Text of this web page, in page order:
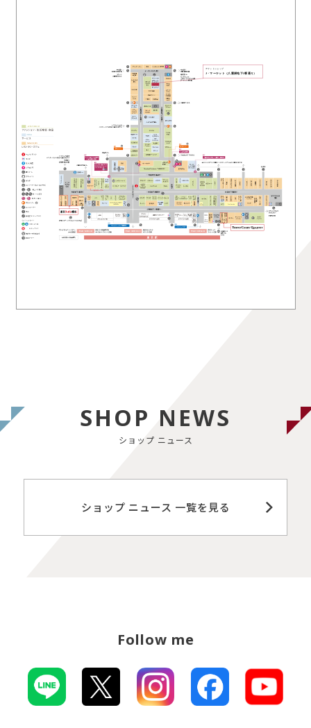
チケットショップ
J・マーケット（八重洲地下2番通り）
SHOP NEWS
ショップ ニュース
ショップ ニュース 一覧を見る
Follow me